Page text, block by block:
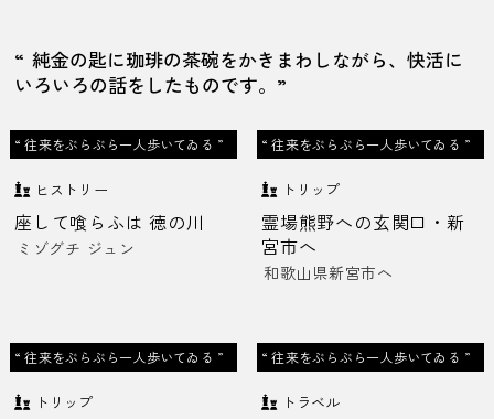
“ 純金の匙に珈琲の茶碗をかきまわしながら、快活に
いろいろの話をしたものです。”
“ 往来をぶらぶら一人歩いてゐる ”
ヒストリー
座して喰らふは 徳の川
ミゾグチ ジュン
“ 往来をぶらぶら一人歩いてゐる ”
トリップ
霊場熊野への玄関口・新
宮市へ
和歌山県新宮市へ
“ 往来をぶらぶら一人歩いてゐる ”
トリップ
“ 往来をぶらぶら一人歩いてゐる ”
トラベル